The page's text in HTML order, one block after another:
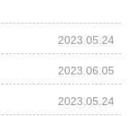
2023.05.24
2023.06.05
2023.05.24